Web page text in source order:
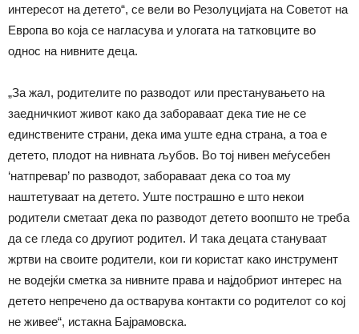
интересот на детето“, се вели во Резолуцијата на Советот на
Европа во која се нагласува и улогата на татковците во
однос на нивните деца.
„За жал, родителите по разводот или престанувањето на
заедничкиот живот како да забораваат дека тие не се
единствените страни, дека има уште една страна, а тоа е
детето, плодот на нивната љубов. Во тој нивен меѓусебен
‘натпревар’ по разводот, забораваат дека со тоа му
наштетуваат на детето. Уште пострашно е што некои
родители сметаат дека по разводот детето воопшто не треба
да се гледа со другиот родител. И така децата стануваат
жртви на своите родители, кои ги користат како инструмент
не водејќи сметка за нивните права и најдобриот интерес на
детето непречено да остварува контакти со родителот со кој
не живее“, истакна Бајрамовска.